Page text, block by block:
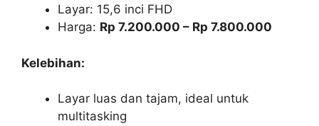
Layar: 15,6 inci FHD
Harga: Rp 7.200.000 – Rp 7.800.000
Kelebihan:
Layar luas dan tajam, ideal untuk
multitasking